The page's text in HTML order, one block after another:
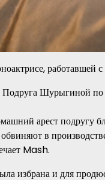
арест
в
Mash.
избрана и для